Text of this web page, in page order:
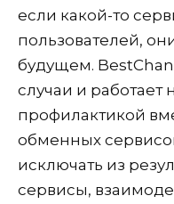
если какой-то
пользователей,
будущем.
случаи и работает
профилактикой
обменных
исключать из
сервисы,